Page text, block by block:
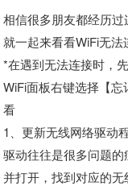
相信很多朋友都经历
就一起来看看WiFi无法
*在遇到无法连接时，
WiFi面板右键选择【
看
1、更新无线网络驱动
驱动往往是很多问题的
并打开，找到对应的